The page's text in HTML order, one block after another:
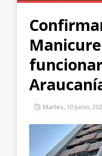
Martes, 10 Junio,